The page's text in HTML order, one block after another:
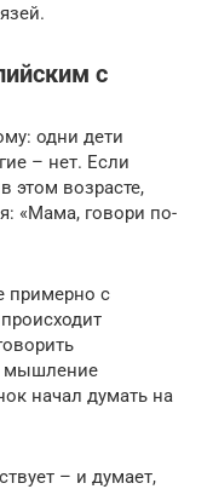
с
одни дети
– нет. Если
этом возрасте,
«Мама, говори по-
примерно с
мышление
начал думать на
– и думает,